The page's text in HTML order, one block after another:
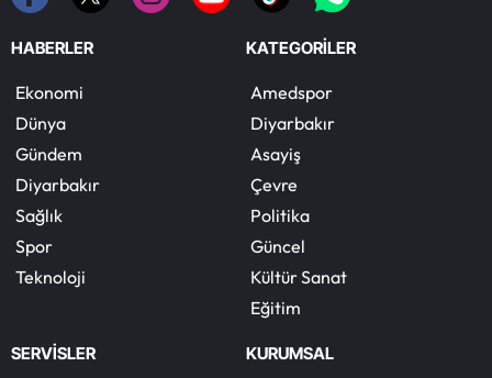
HABERLER
Ekonomi
Dünya
Gündem
Diyarbakır
Sağlık
Spor
Teknoloji
KATEGORİLER
Amedspor
Diyarbakır
Asayiş
Çevre
Politika
Güncel
Kültür Sanat
Eğitim
SERVİSLER KURUMSAL